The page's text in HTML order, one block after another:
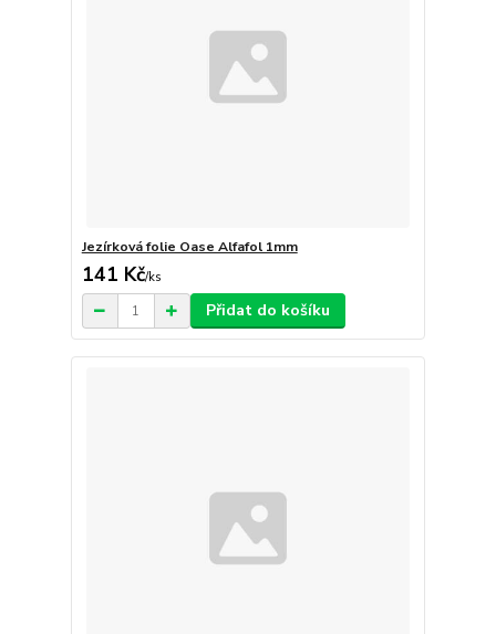
Jezírková folie Oase Alfafol 1mm
141 Kč/ks
Přidat do košíku